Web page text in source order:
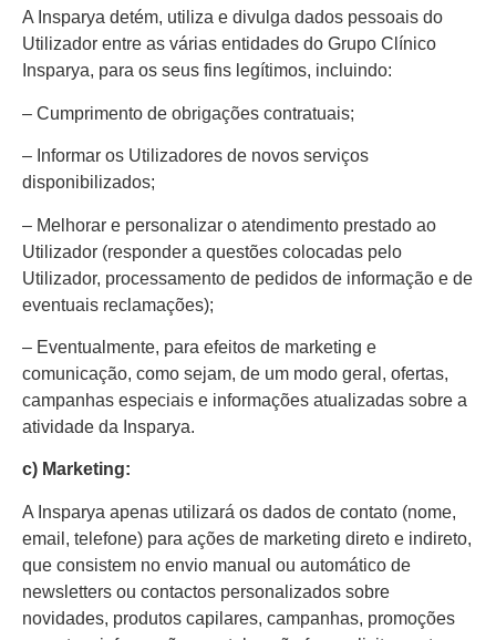
A Insparya detém, utiliza e divulga dados pessoais do
Utilizador entre as várias entidades do Grupo Clínico
Insparya, para os seus fins legítimos, incluindo:
– Cumprimento de obrigações contratuais;
– Informar os Utilizadores de novos serviços
disponibilizados;
– Melhorar e personalizar o atendimento prestado ao
Utilizador (responder a questões colocadas pelo
Utilizador, processamento de pedidos de informação e de
eventuais reclamações);
– Eventualmente, para efeitos de marketing e
comunicação, como sejam, de um modo geral, ofertas,
campanhas especiais e informações atualizadas sobre a
atividade da Insparya.
c) Marketing:
A Insparya apenas utilizará os dados de contato (nome,
email, telefone) para ações de marketing direto e indireto,
que consistem no envio manual ou automático de
newsletters ou contactos personalizados sobre
novidades, produtos capilares, campanhas, promoções